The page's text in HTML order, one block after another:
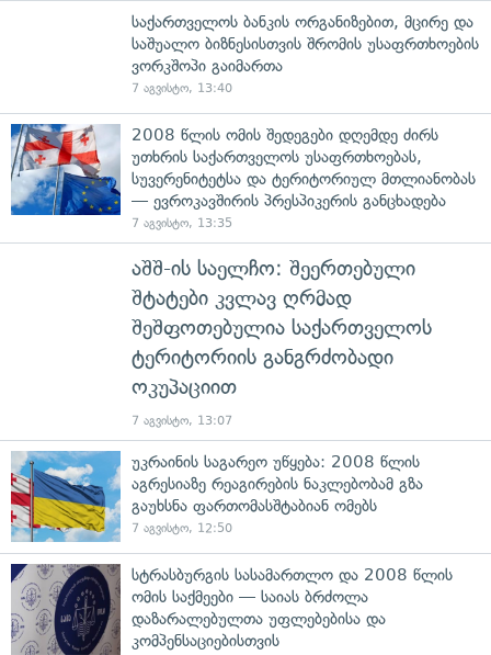
საქართველოს ბანკის ორგანიზებით, მცირე და
საშუალო ბიზნესისთვის შრომის უსაფრთხოების
ვორკშოპი გაიმართა
7 აგვისტო, 13:40
2008 წლის ომის შედეგები დღემდე ძირს
უთხრის საქართველოს უსაფრთხოებას,
სუვერენიტეტსა და ტერიტორიულ მთლიანობას
— ევროკავშირის პრესპიკერის განცხადება
7 აგვისტო, 13:35
აშშ-ის საელჩო: შეერთებული
შტატები კვლავ ღრმად
შეშფოთებულია საქართველოს
ტერიტორიის განგრძობადი
ოკუპაციით
7 აგვისტო, 13:07
უკრაინის საგარეო უწყება: 2008 წლის
აგრესიაზე რეაგირების ნაკლებობამ გზა
გაუხსნა ფართომასშტაბიან ომებს
7 აგვისტო, 12:50
სტრასბურგის სასამართლო და 2008 წლის
ომის საქმეები — საიას ბრძოლა
დაზარალებულთა უფლებებისა და
კომპენსაციებისთვის